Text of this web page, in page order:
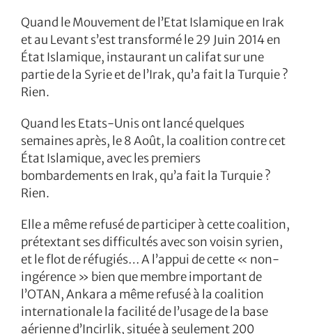
Quand le Mouvement de l’Etat Islamique en Irak
et au Levant s’est transformé le 29 Juin 2014 en
État Islamique, instaurant un califat sur une
partie de la Syrie et de l’Irak, qu’a fait la Turquie ?
Rien.
Quand les Etats-Unis ont lancé quelques
semaines après, le 8 Août, la coalition contre cet
État Islamique, avec les premiers
bombardements en Irak, qu’a fait la Turquie ?
Rien.
Elle a même refusé de participer à cette coalition,
prétextant ses difficultés avec son voisin syrien,
et le flot de réfugiés… A l’appui de cette « non-
ingérence » bien que membre important de
l’OTAN, Ankara a même refusé à la coalition
internationale la facilité de l’usage de la base
aérienne d’Incirlik, située à seulement 200